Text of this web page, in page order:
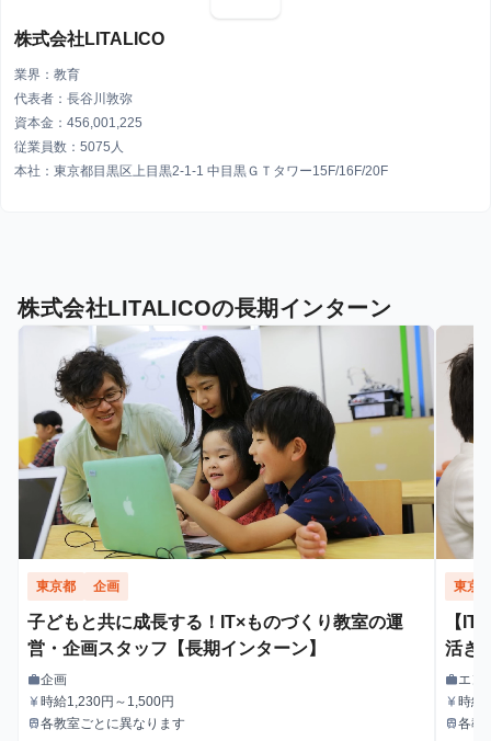
株式会社LITALICO
業界：教育
代表者：長谷川敦弥
資本金：456,001,225
従業員数：5075人
本社：東京都目黒区上目黒2-1-1 中目黒ＧＴタワー15F/16F/20F
株式会社LITALICOの長期インターン
東京都 企画
子どもと共に成長する！IT×ものづくり教室の運
営・企画スタッフ【長期インターン】
職種
work企画
給与
currency_yen 時給1,230円～1,500円
最寄駅
train各教室ごとに異なります
東京
【
活き
職種
workエン
給与
currency_yen 時給
最寄駅
train各教